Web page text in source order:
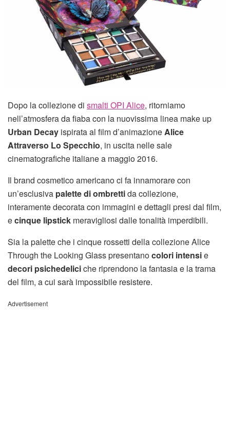
Dopo la collezione di smalti OPI Alice, ritorniamo
nell’atmosfera da fiaba con la nuovissima linea make up
Urban Decay ispirata al film d’animazione Alice
Attraverso Lo Specchio, in uscita nelle sale
cinematografiche italiane a maggio 2016.
Il brand cosmetico americano ci fa innamorare con
un’esclusiva palette di ombrettida collezione,
interamente decorata con immagini e dettagli presi dal film,
ecinque lipstick meravigliosi dalle tonalità imperdibili.
Sia la palette che i cinque rossetti della collezione Alice
Through the Looking Glass presentanocolori intensie
decori psichedeliciche riprendono la fantasia e la trama
del film, a cui sarà impossibile resistere.
Advertisement